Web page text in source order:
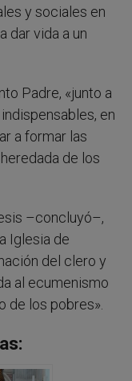
y sociales en
dar vida a un
Padre, «junto a
en
a formar las
de los
–concluyó–,
Iglesia de
del clero y
al ecumenismo
de los pobres».